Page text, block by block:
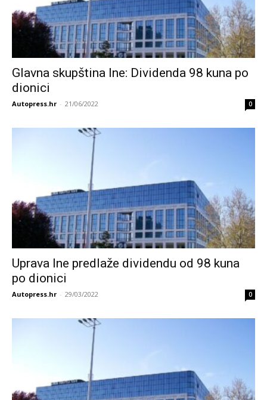
Glavna skupština Ine: Dividenda 98 kuna po
dionici
Autopress.hr - 21/06/2022 0
Uprava Ine predlaže dividendu od 98 kuna
po dionici
Autopress.hr - 29/03/2022 0